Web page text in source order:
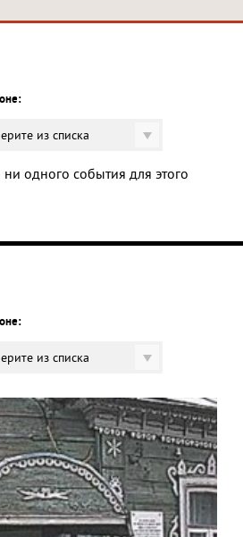
из списка
одного события для этого
из списка